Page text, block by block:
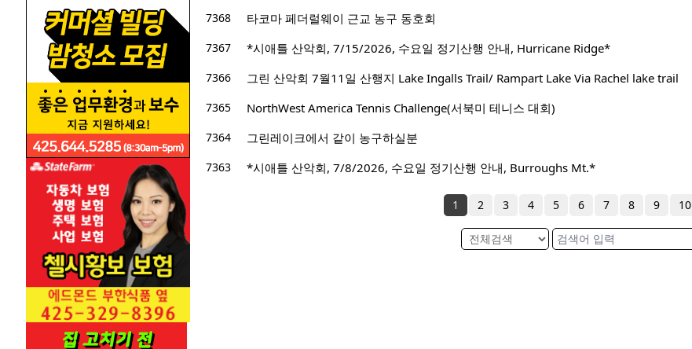
7368
타코마 페더럴웨이 근교 농구 동호회
7367
*시애틀 산악회, 7/15/2026, 수요일 정기산행 안내, Hurricane Ridge*
7366
그린 산악회 7월11일 산행지 Lake Ingalls Trail/ Rampart Lake Via Rachel lake trail
7365
NorthWest America Tennis Challenge(서북미 테니스 대회)
7364
그린레이크에서 같이 농구하실분
7363
*시애틀 산악회, 7/8/2026, 수요일 정기산행 안내, Burroughs Mt.*
1 2 3 4 5 6 7 8 9 10